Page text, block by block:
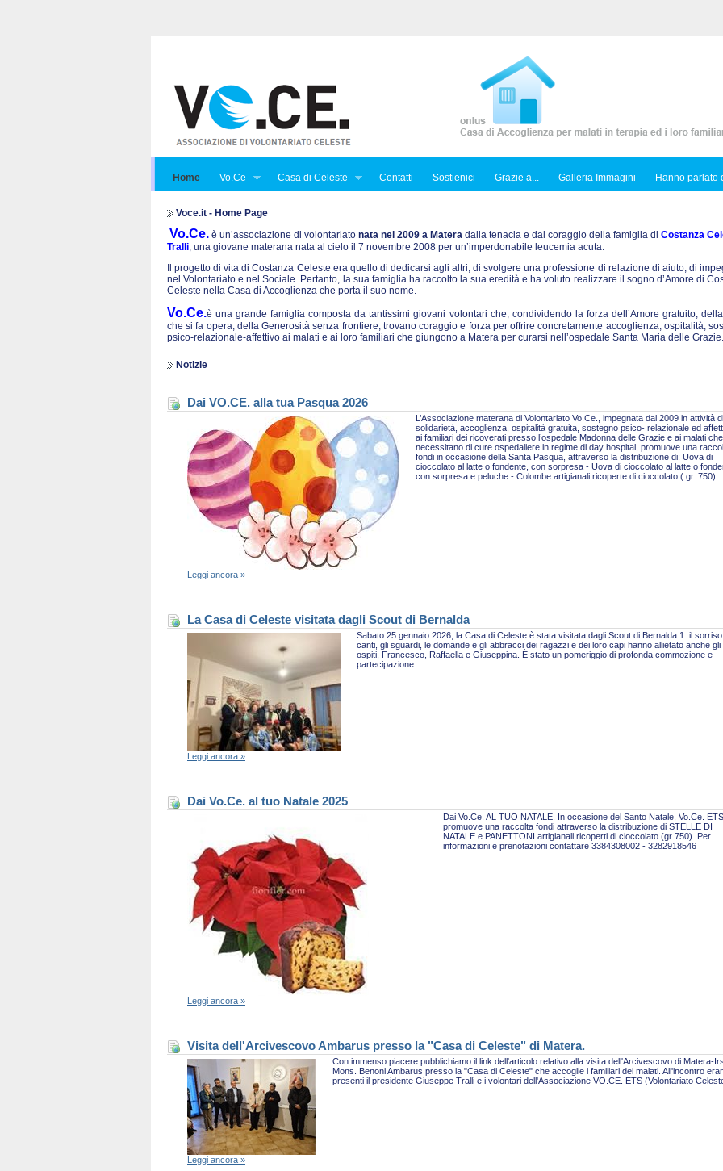
Home Vo.Ce Casa di Celeste Contatti Sostienici Grazie a... Galleria Immagini Hanno parlato
Voce.it - Home Page
Vo.Ce. è un’associazione di volontariato nata nel 2009 a Matera dalla tenacia e dal coraggio della famiglia di Costanza
Tralli, una giovane materana nata al cielo il 7 novembre 2008 per un’imperdonabile leucemia acuta.
Il progetto di vita di Costanza Celeste era quello di dedicarsi agli altri, di svolgere una professione di relazione di aiuto, di
nel Volontariato e nel Sociale. Pertanto, la sua famiglia ha raccolto la sua eredità e ha voluto realizzare il sogno d’Amore di
Celeste nella Casa di Accoglienza che porta il suo nome.
Vo.Ce.è una grande famiglia composta da tantissimi giovani volontari che, condividendo la forza dell’Amore gratuito,
che si fa opera, della Generosità senza frontiere, trovano coraggio e forza per offrire concretamente accoglienza, ospitalità,
psico-relazionale-affettivo ai malati e ai loro familiari che giungono a Matera per curarsi nell’ospedale Santa Maria delle Grazie.
Notizie
Dai VO.CE. alla tua Pasqua 2026
L’Associazione materana di Volontariato Vo.Ce., impegnata dal 2009 in attività di
solidarietà, accoglienza, ospitalità gratuita, sostegno psico- relazionale ed
ai familiari dei ricoverati presso l’ospedale Madonna delle Grazie e ai malati che
necessitano di cure ospedaliere in regime di day hospital, promuove una
fondi in occasione della Santa Pasqua, attraverso la distribuzione di: Uova di
cioccolato al latte o fondente, con sorpresa - Uova di cioccolato al latte o
con sorpresa e peluche - Colombe artigianali ricoperte di cioccolato ( gr. 750)
Leggi ancora »
La Casa di Celeste visitata dagli Scout di Bernalda
Sabato 25 gennaio 2026, la Casa di Celeste è stata visitata dagli Scout di Bernalda 1: il
canti, gli sguardi, le domande e gli abbracci dei ragazzi e dei loro capi hanno allietato anche gli
ospiti, Francesco, Raffaella e Giuseppina. È stato un pomeriggio di profonda commozione e
partecipazione.
Leggi ancora »
Dai Vo.Ce. al tuo Natale 2025
Dai Vo.Ce. AL TUO NATALE. In occasione del Santo Natale, Vo.Ce. ETS
promuove una raccolta fondi attraverso la distribuzione di STELLE DI
NATALE e PANETTONI artigianali ricoperti di cioccolato (gr 750). Per
informazioni e prenotazioni contattare 3384308002 - 3282918546
Leggi ancora »
Visita dell'Arcivescovo Ambarus presso la "Casa di Celeste" di Matera.
Con immenso piacere pubblichiamo il link dell'articolo relativo alla visita dell'Arcivescovo di Matera-
Mons. Benoni Ambarus presso la "Casa di Celeste" che accoglie i familiari dei malati. All'incontro
presenti il presidente Giuseppe Tralli e i volontari dell'Associazione VO.CE. ETS (Volontariato
Leggi ancora »